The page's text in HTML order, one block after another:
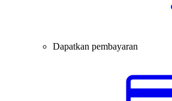
Dapatkan pembayaran